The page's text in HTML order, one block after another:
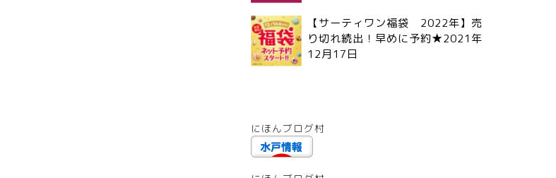
【サーティワン福袋 2022年】売
り切れ続出！早めに予約★2021年
12月17日
にほんブログ村